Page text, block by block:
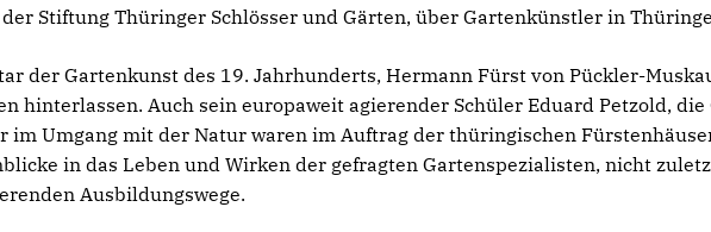
Stiftung Thüringer Schlösser und Gärten, über Gartenkünstler in
der Gartenkunst des 19. Jahrhunderts, Hermann Fürst von Pückler-
hinterlassen. Auch sein europaweit agierender Schüler Eduard Petzold,
im Umgang mit der Natur waren im Auftrag der thüringischen
in das Leben und Wirken der gefragten Gartenspezialisten, nicht
Ausbildungswege.